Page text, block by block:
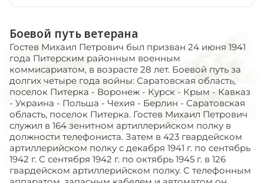
Боевой путь ветерана
Гостев Михаил Петрович был призван 24 июня 1941
года Питерским районным военным
коммисариатом, в возрасте 28 лет. Боевой путь за
долгих четыре года войны: Саратовская область,
поселок Питерка - Воронеж - Курск - Крым - Кавказ
- Украина - Польша - Чехия - Берлин - Саратовская
область, поселок Питерка. Гостев Михаил Петрович
служил в 164 зенитном артиллерийском полку в
должности телефониста. Затем в 423 гвардейском
артиллерийском полку с декабря 1941 г. по сентябрь
1942 г. С сентября 1942 г. по октябрь 1945 г. в 126
гвардейском артиллерийском полку. С телефонным